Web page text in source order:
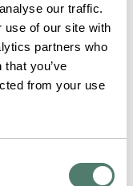
our traffic.
use of our site with
partners who
you’ve
from your use